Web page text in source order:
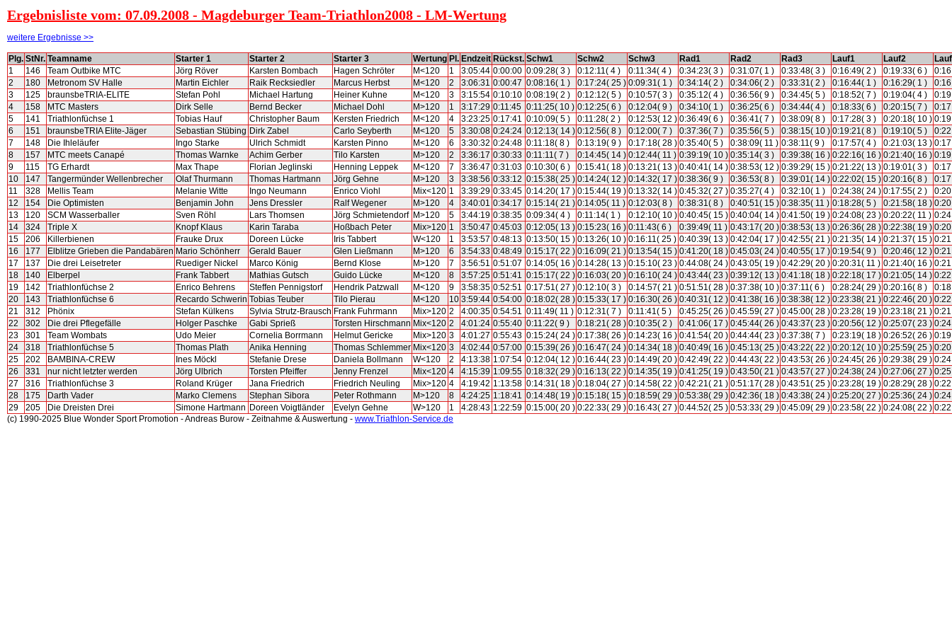
Ergebnisliste vom: 07.09.2008 - Magdeburger Team-Triathlon2008 - LM-Wertung
weitere Ergebnisse >>
Plg. StNr. Teamname Starter 1 Starter 2 Starter 3 Wertung Pl. Endzeit Rückst. Schw1 Schw2 Schw3 Rad1 Rad2 Rad3 Lauf1 Lauf2
1
146 Team Outbike MTC Jörg Röver Karsten Bombach Hagen Schröter M<120 1 3:05:44 0:00:00 0:09:28( 3 ) 0:12:11( 4 ) 0:11:34( 4 ) 0:34:23( 3 ) 0:31:07( 1 ) 0:33:48( 3 ) 0:16:49( 2 ) 0:19:33( 6 )
2
180 Metronom SV Halle Martin Eichler Raik Recksiedler Marcus Herbst M<120 2 3:06:31 0:00:47 0:08:16( 1 ) 0:17:24( 25 ) 0:09:31( 1 ) 0:34:14( 2 ) 0:34:06( 2 ) 0:33:31( 2 ) 0:16:44( 1 ) 0:16:29( 1 )
3
125 braunsbeTRIA-ELITE Stefan Pohl Michael Hartung Heiner Kuhne M<120 3 3:15:54 0:10:10 0:08:19( 2 ) 0:12:12( 5 ) 0:10:57( 3 ) 0:35:12( 4 ) 0:36:56( 9 ) 0:34:45( 5 ) 0:18:52( 7 ) 0:19:04( 4 )
4
158 MTC Masters Dirk Selle Bernd Becker Michael Dohl M>120 1 3:17:29 0:11:45 0:11:25( 10 ) 0:12:25( 6 ) 0:12:04( 9 ) 0:34:10( 1 ) 0:36:25( 6 ) 0:34:44( 4 ) 0:18:33( 6 ) 0:20:15( 7 )
5
141 Triathlonfüchse 1 Tobias Hauf Christopher Baum Kersten Friedrich M<120 4 3:23:25 0:17:41 0:10:09( 5 ) 0:11:28( 2 ) 0:12:53( 12 ) 0:36:49( 6 ) 0:36:41( 7 ) 0:38:09( 8 ) 0:17:28( 3 ) 0:20:18( 10 )
6
151 braunsbeTRIA Elite-Jäger Sebastian Stübing Dirk Zabel Carlo Seyberth M<120 5 3:30:08 0:24:24 0:12:13( 14 ) 0:12:56( 8 ) 0:12:00( 7 ) 0:37:36( 7 ) 0:35:56( 5 ) 0:38:15( 10 ) 0:19:21( 8 ) 0:19:10( 5 )
7
148 Die Ihleläufer Ingo Starke Ulrich Schmidt Karsten Pinno M<120 6 3:30:32 0:24:48 0:11:18( 8 ) 0:13:19( 9 ) 0:17:18( 28 ) 0:35:40( 5 ) 0:38:09( 11 ) 0:38:11( 9 ) 0:17:57( 4 ) 0:21:03( 13 )
8
157 MTC meets Canapé Thomas Warnke Achim Gerber Tilo Karsten M>120 2 3:36:17 0:30:33 0:11:11( 7 ) 0:14:45( 14 ) 0:12:44( 11 ) 0:39:19( 10 ) 0:35:14( 3 ) 0:39:38( 16 ) 0:22:16( 16 ) 0:21:40( 16 )
9
115 TG Erhardt Max Thape Florian Jeglinski Henning Leppek M<120 7 3:36:47 0:31:03 0:10:30( 6 ) 0:15:41( 18 ) 0:13:21( 13 ) 0:40:41( 14 ) 0:38:53( 12 ) 0:39:29( 15 ) 0:21:22( 13 ) 0:19:01( 3 )
10
147 Tangermünder Wellenbrecher Olaf Thurmann Thomas Hartmann Jörg Gehne M>120 3 3:38:56 0:33:12 0:15:38( 25 ) 0:14:24( 12 ) 0:14:32( 17 ) 0:38:36( 9 ) 0:36:53( 8 ) 0:39:01( 14 ) 0:22:02( 15 ) 0:20:16( 8 )
11
328 Mellis Team Melanie Witte Ingo Neumann Enrico Viohl Mix<120 1 3:39:29 0:33:45 0:14:20( 17 ) 0:15:44( 19 ) 0:13:32( 14 ) 0:45:32( 27 ) 0:35:27( 4 ) 0:32:10( 1 ) 0:24:38( 24 ) 0:17:55( 2 )
12
154 Die Optimisten Benjamin John Jens Dressler Ralf Wegener M>120 4 3:40:01 0:34:17 0:15:14( 21 ) 0:14:05( 11 ) 0:12:03( 8 ) 0:38:31( 8 ) 0:40:51( 15 ) 0:38:35( 11 ) 0:18:28( 5 ) 0:21:58( 18 )
13
120 SCM Wasserballer Sven Röhl Lars Thomsen Jörg Schmietendorf M>120 5 3:44:19 0:38:35 0:09:34( 4 ) 0:11:14( 1 ) 0:12:10( 10 ) 0:40:45( 15 ) 0:40:04( 14 ) 0:41:50( 19 ) 0:24:08( 23 ) 0:20:22( 11 )
14
324 Triple X Knopf Klaus Karin Taraba Hoßbach Peter Mix>120 1 3:50:47 0:45:03 0:12:05( 13 ) 0:15:23( 16 ) 0:11:43( 6 ) 0:39:49( 11 ) 0:43:17( 20 ) 0:38:53( 13 ) 0:26:36( 28 ) 0:22:38( 19 )
15
206 Killerbienen Frauke Drux Doreen Lücke Iris Tabbert W<120 1 3:53:57 0:48:13 0:13:50( 15 ) 0:13:26( 10 ) 0:16:11( 25 ) 0:40:39( 13 ) 0:42:04( 17 ) 0:42:55( 21 ) 0:21:35( 14 ) 0:21:37( 15 )
16
177 Elblitze Grieben die Pandabären Mario Schönherr Gerald Bauer Glen Ließmann M>120 6 3:54:33 0:48:49 0:15:17( 22 ) 0:16:09( 21 ) 0:13:54( 15 ) 0:41:20( 18 ) 0:45:03( 24 ) 0:40:55( 17 ) 0:19:54( 9 ) 0:20:46( 12 )
17
137 Die drei Leisetreter Ruediger Nickel Marco König Bernd Klose M>120 7 3:56:51 0:51:07 0:14:05( 16 ) 0:14:28( 13 ) 0:15:10( 23 ) 0:44:08( 24 ) 0:43:05( 19 ) 0:42:29( 20 ) 0:20:31( 11 ) 0:21:40( 16 )
18
140 Elberpel Frank Tabbert Mathias Gutsch Guido Lücke M<120 8 3:57:25 0:51:41 0:15:17( 22 ) 0:16:03( 20 ) 0:16:10( 24 ) 0:43:44( 23 ) 0:39:12( 13 ) 0:41:18( 18 ) 0:22:18( 17 ) 0:21:05( 14 )
19
142 Triathlonfüchse 2 Enrico Behrens Steffen Pennigstorf Hendrik Patzwall M<120 9 3:58:35 0:52:51 0:17:51( 27 ) 0:12:10( 3 ) 0:14:57( 21 ) 0:51:51( 28 ) 0:37:38( 10 ) 0:37:11( 6 ) 0:28:24( 29 ) 0:20:16( 8 )
20
143 Triathlonfüchse 6 Recardo Schwerin Tobias Teuber Tilo Pierau M<120 10 3:59:44 0:54:00 0:18:02( 28 ) 0:15:33( 17 ) 0:16:30( 26 ) 0:40:31( 12 ) 0:41:38( 16 ) 0:38:38( 12 ) 0:23:38( 21 ) 0:22:46( 20 )
21
312 Phönix Stefan Külkens Sylvia Strutz-Brausch Frank Fuhrmann Mix>120 2 4:00:35 0:54:51 0:11:49( 11 ) 0:12:31( 7 ) 0:11:41( 5 ) 0:45:25( 26 ) 0:45:59( 27 ) 0:45:00( 28 ) 0:23:28( 19 ) 0:23:18( 21 )
22
302 Die drei Pflegefälle Holger Paschke Gabi Sprieß Torsten Hirschmann Mix<120 2 4:01:24 0:55:40 0:11:22( 9 ) 0:18:21( 28 ) 0:10:35( 2 ) 0:41:06( 17 ) 0:45:44( 26 ) 0:43:37( 23 ) 0:20:56( 12 ) 0:25:07( 23 )
23
301 Team Wombats Udo Meier Cornelia Borrmann Helmut Gericke Mix>120 3 4:01:27 0:55:43 0:15:24( 24 ) 0:17:38( 26 ) 0:14:23( 16 ) 0:41:54( 20 ) 0:44:44( 23 ) 0:37:38( 7 ) 0:23:19( 18 ) 0:26:52( 26 )
24
318 Triathlonfüchse 5 Thomas Plath Anika Henning Thomas Schlemmer Mix<120 3 4:02:44 0:57:00 0:15:39( 26 ) 0:16:47( 24 ) 0:14:34( 18 ) 0:40:49( 16 ) 0:45:13( 25 ) 0:43:22( 22 ) 0:20:12( 10 ) 0:25:59( 25 )
25
202 BAMBINA-CREW Ines Möckl Stefanie Drese Daniela Bollmann W<120 2 4:13:38 1:07:54 0:12:04( 12 ) 0:16:44( 23 ) 0:14:49( 20 ) 0:42:49( 22 ) 0:44:43( 22 ) 0:43:53( 26 ) 0:24:45( 26 ) 0:29:38( 29 )
26
331 nur nicht letzter werden Jörg Ulbrich Torsten Pfeiffer Jenny Frenzel Mix<120 4 4:15:39 1:09:55 0:18:32( 29 ) 0:16:13( 22 ) 0:14:35( 19 ) 0:41:25( 19 ) 0:43:50( 21 ) 0:43:57( 27 ) 0:24:38( 24 ) 0:27:06( 27 )
27
316 Triathlonfüchse 3 Roland Krüger Jana Friedrich Friedrich Neuling Mix>120 4 4:19:42 1:13:58 0:14:31( 18 ) 0:18:04( 27 ) 0:14:58( 22 ) 0:42:21( 21 ) 0:51:17( 28 ) 0:43:51( 25 ) 0:23:28( 19 ) 0:28:29( 28 )
28
175 Darth Vader Marko Clemens Stephan Sibora Peter Rothmann M>120 8 4:24:25 1:18:41 0:14:48( 19 ) 0:15:18( 15 ) 0:18:59( 29 ) 0:53:38( 29 ) 0:42:36( 18 ) 0:43:38( 24 ) 0:25:20( 27 ) 0:25:36( 24 )
29
205 Die Dreisten Drei Simone Hartmann Doreen Voigtländer Evelyn Gehne W>120 1 4:28:43 1:22:59 0:15:00( 20 ) 0:22:33( 29 ) 0:16:43( 27 ) 0:44:52( 25 ) 0:53:33( 29 ) 0:45:09( 29 ) 0:23:58( 22 ) 0:24:08( 22 )
(c) 1990-2025 Blue Wonder Sport Promotion - Andreas Burow - Zeitnahme & Auswertung - www.Triathlon-Service.de